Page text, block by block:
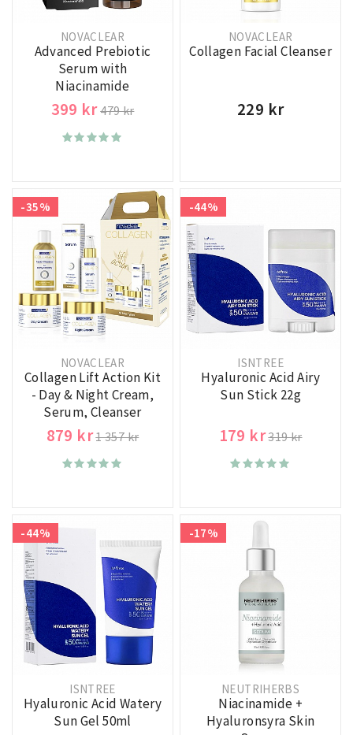
NOVACLEAR
Advanced Prebiotic
Serum with
Niacinamide
399 kr479 kr
NOVACLEAR
Collagen Facial Cleanser
229 kr
-35%
NOVACLEAR
Collagen Lift Action Kit
- Day & Night Cream,
Serum, Cleanser
879 kr1 357 kr
-44%
ISNTREE
Hyaluronic Acid Airy
Sun Stick 22g
179 kr319 kr
-44%
ISNTREE
Hyaluronic Acid Watery
Sun Gel 50ml
-17%
NEUTRIHERBS
Niacinamide +
Hyaluronsyra Skin